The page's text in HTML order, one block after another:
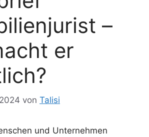
–
er
von Talisi
und Unternehmen